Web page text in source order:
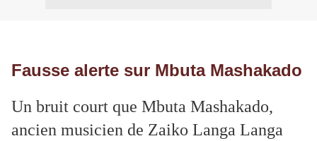
Fausse alerte sur Mbuta Mashakado
Un bruit court que Mbuta Mashakado,
ancien musicien de Zaiko Langa Langa